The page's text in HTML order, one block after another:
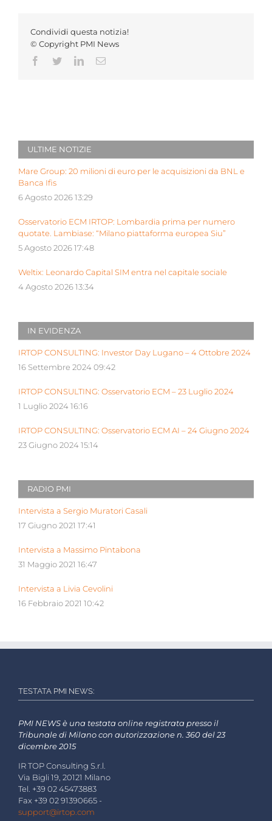
Condividi questa notizia!
© Copyright PMI News
Facebook
TwitterLinkedInEmail
ULTIME NOTIZIE
Mare Group: 20 milioni di euro per le acquisizioni da BNL e
Banca Ifis
6 Agosto 2026 13:29
Osservatorio ECM IRTOP: Lombardia prima per numero
quotate. Lambiase: “Milano piattaforma europea Siu”
5 Agosto 2026 17:48
Weltix: Leonardo Capital SIM entra nel capitale sociale
4 Agosto 2026 13:34
IN EVIDENZA
IRTOP CONSULTING: Investor Day Lugano – 4 Ottobre 2024
16 Settembre 2024 09:42
IRTOP CONSULTING: Osservatorio ECM – 23 Luglio 2024
1 Luglio 2024 16:16
IRTOP CONSULTING: Osservatorio ECM AI – 24 Giugno 2024
23 Giugno 2024 15:14
RADIO PMI
Intervista a Sergio Muratori Casali
17 Giugno 2021 17:41
Intervista a Massimo Pintabona
31 Maggio 2021 16:47
Intervista a Livia Cevolini
16 Febbraio 2021 10:42
TESTATA PMI NEWS:
PMI NEWS è una testata online registrata presso il
Tribunale di Milano con autorizzazione n. 360 del 23
dicembre 2015
IR TOP Consulting S.r.l.
Via Bigli 19, 20121 Milano
Tel. +39 02 45473883
Fax +39 02 91390665 -
support@irtop.com